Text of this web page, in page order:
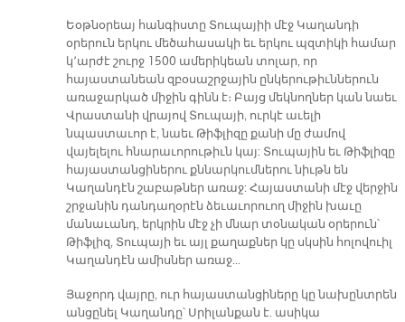
Եօթնօրեայ հանգիստը Տուպայիի մէջ Կաղանդի
օրերուն երկու մեծահասակի եւ երկու պզտիկի համար
կ՚արժէ շուրջ 1500 ամերիկեան տոլար, որ
հայաստանեան զբօսաշրջային ընկերութիւններուն
առաջարկած միջին գինն է։ Բայց մեկնողներ կան նաեւ
Վրաստանի վրայով Տուպայի, ուրկէ աւելի
նպաստաւոր է, նաեւ Թիֆլիզը քանի մը ժամով
վայելելու հնարաւորութիւն կայ: Տուպային եւ Թիֆլիզը
հայաստանցիներու քննարկումներու նիւթն են
Կաղանդէն շաբաթներ առաջ: Հայաստանի մէջ վերջին
շրջանին դանդաղօրէն ձեւաւորուող միջին խաւը
մանաւանդ, երկրին մէջ չի մնար տօնական օրերուն՝
Թիֆլիզ, Տուպայի եւ այլ քաղաքներ կը սկսին հոլովուիլ
Կաղանդէն ամիսներ առաջ…
Յաջորդ վայրը, ուր հայաստանցիները կը նախընտրեն
անցընել Կաղանդը՝ Սրիլանքան է. ասիկա